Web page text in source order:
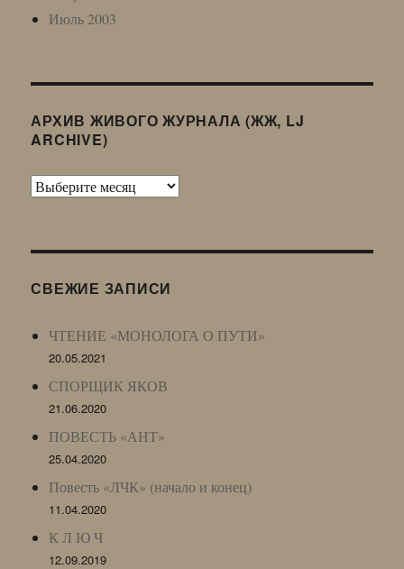
Июль 2003
АРХИВ ЖИВОГО ЖУРНАЛА (ЖЖ, LJ
ARCHIVE)
Архив
LJ
СВЕЖИЕ ЗАПИСИ
ЧТЕНИЕ «МОНОЛОГА О ПУТИ»
20.05.2021
СПОРЩИК ЯКОВ
21.06.2020
ПОВЕСТЬ «АНТ»
25.04.2020
Повесть «ЛЧК» (начало и конец)
11.04.2020
К Л Ю Ч
12.09.2019